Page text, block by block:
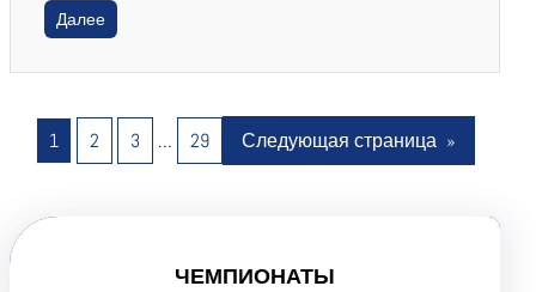
Далее
1 2 3 … 29 Следующая страница »
ЧЕМПИОНАТЫ